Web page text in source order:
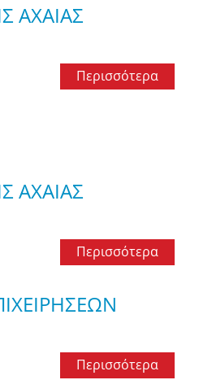
ΑΧΑΙΑΣ
Περισσότερα
ΑΧΑΙΑΣ
Περισσότερα
Περισσότερα